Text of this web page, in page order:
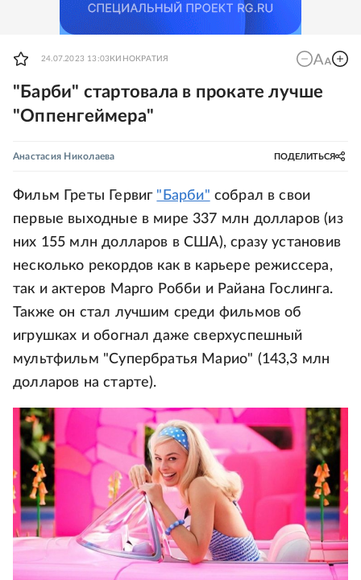
24.07.2023 13:03 КИНОКРАТИЯ
"Барби" стартовала в прокате лучше
"Оппенгеймера"
Анастасия Николаева ПОДЕЛИТЬСЯ
Фильм Греты Гервиг "Барби" собрал в свои
первые выходные в мире 337 млн долларов (из
них 155 млн долларов в США), сразу установив
несколько рекордов как в карьере режиссера,
так и актеров Марго Робби и Райана Гослинга.
Также он стал лучшим среди фильмов об
игрушках и обогнал даже сверхуспешный
мультфильм "Супербратья Марио" (143,3 млн
долларов на старте).